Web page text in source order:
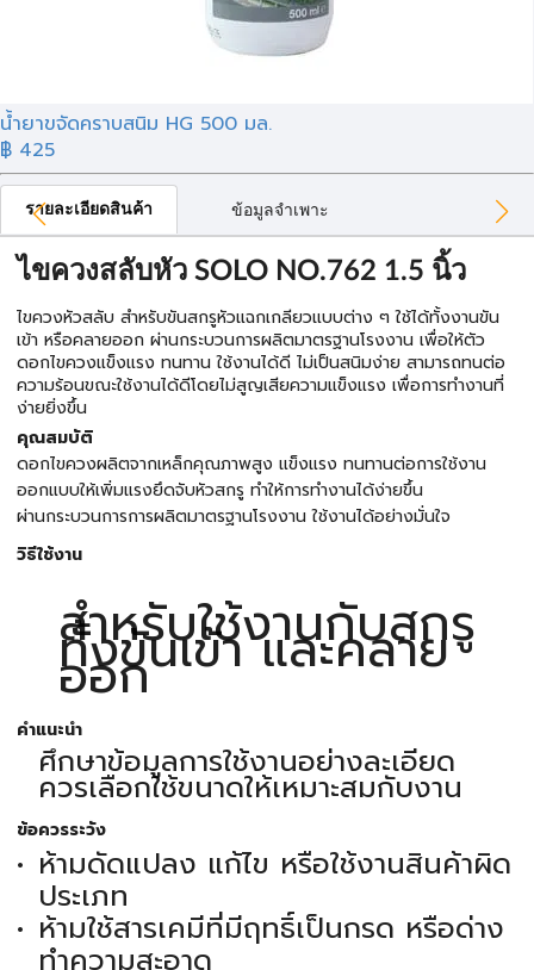
น้ำยาขจัดคราบสนิม HG 500 มล.
฿ 425
รายละเอียดสินค้า ข้อมูลจำเพาะ
ไขควงสลับหัว SOLO NO.762 1.5 นิ้ว
ไขควงหัวสลับ สำหรับขันสกรูหัวแฉกเกลียวแบบต่าง ๆ ใช้ได้ทั้งงานขัน
เข้า หรือคลายออก ผ่านกระบวนการผลิตมาตรฐานโรงงาน เพื่อให้ตัว
ดอกไขควงแข็งแรง ทนทาน ใช้งานได้ดี ไม่เป็นสนิมง่าย สามารถทนต่อ
ความร้อนขณะใช้งานได้ดีโดยไม่สูญเสียความแข็งแรง เพื่อการทำงานที่
ง่ายยิ่งขึ้น
คุณสมบัติ
ดอกไขควงผลิตจากเหล็กคุณภาพสูง แข็งแรง ทนทานต่อการใช้งาน
ออกแบบให้เพิ่มแรงยึดจับหัวสกรู ทำให้การทำงานได้ง่ายขึ้น
ผ่านกระบวนการการผลิตมาตรฐานโรงงาน ใช้งานได้อย่างมั่นใจ
วิธีใช้งาน
สำหรับใช้งานกับสกรู
ทั้งขันเข้า และคลาย
ออก
คำแนะนำ
ศึกษาข้อมูลการใช้งานอย่างละเอียด
ควรเลือกใช้ขนาดให้เหมาะสมกับงาน
ข้อควรระวัง
ห้ามดัดแปลง แก้ไข หรือใช้งานสินค้าผิด
ประเภท
ห้ามใช้สารเคมีที่มีฤทธิ์เป็นกรด หรือด่าง
ทำความสะอาด